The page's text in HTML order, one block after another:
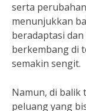
serta
menunjukkan
beradaptasi
berkembang di
semakin sengit.
Namun, di balik
peluang yang